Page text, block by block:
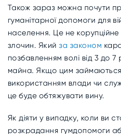
Також зараз можна почути
гуманітарної допомоги для
населення. Це не
злочин. Якийза законом
позбавленням волі від 3 до 7
майна. Якщо цим
використанням влади чи
це буде обтяжувати вину.
Як діяти у випадку, коли ви
розкрадання гумдопомоги